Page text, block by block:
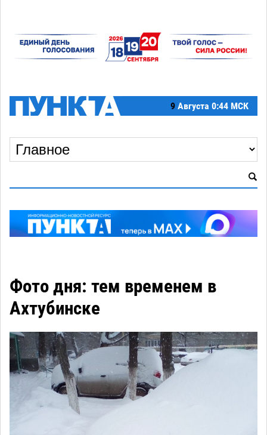
9 Августа 0:44 МСК
Фото дня: тем временем в
Ахтубинске